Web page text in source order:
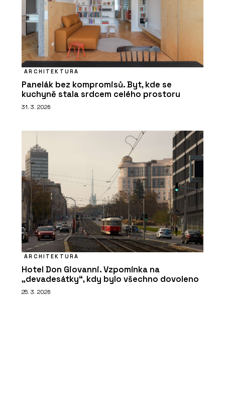
ARCHITEKTURA
Panelák bez kompromisů. Byt, kde se
kuchyně stala srdcem celého prostoru
31. 3. 2026
ARCHITEKTURA
Hotel Don Giovanni. Vzpomínka na
„devadesátky“, kdy bylo všechno dovoleno
25. 3. 2026